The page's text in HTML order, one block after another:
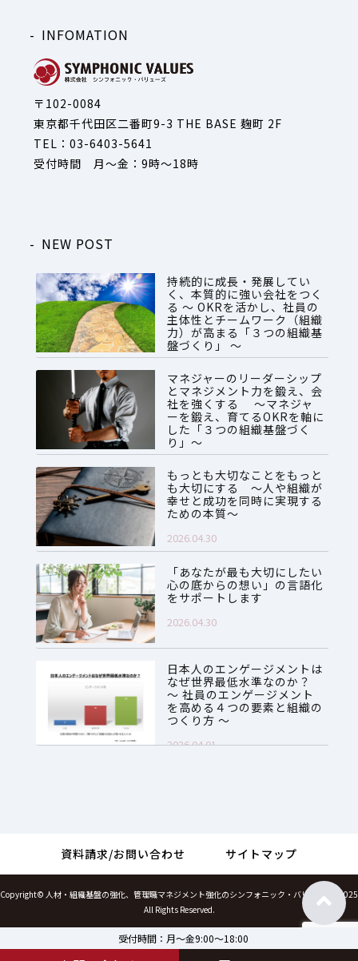
受付時間：月～金9:00～18:00
INFOMATION
〒102-0084
東京都千代田区二番町9-3 THE BASE 麹町 2F
TEL：03-6403-5641
受付時間 月～金：9時～18時
NEW POST
持続的に成長・発展してい
く、本質的に強い会社をつく
る ～ OKRを活かし、社員の
主体性とチームワーク（組織
力）が高まる「３つの組織基
盤づくり」 ～
マネジャーのリーダーシップ
とマネジメント力を鍛え、会
社を強くする ～マネジャ
ーを鍛え、育てるOKRを軸に
した「３つの組織基盤づく
り」～
もっとも大切なことをもっと
も大切にする ～人や組織が
幸せと成功を同時に実現する
ための本質～
2026.04.30
「あなたが最も大切にしたい
心の底からの想い」の言語化
をサポートします
2026.04.30
日本人のエンゲージメントは
なぜ世界最低水準なのか？
～ 社員のエンゲージメント
を高める４つの要素と組織の
つくり方 ～
2026.04.01
資料請求/お問い合わせ サイトマップ
Copyright© 人材・組織基盤の強化、管理職マネジメント強化のシンフォニック・バリューズ
, 2025
All Rights Reserved.